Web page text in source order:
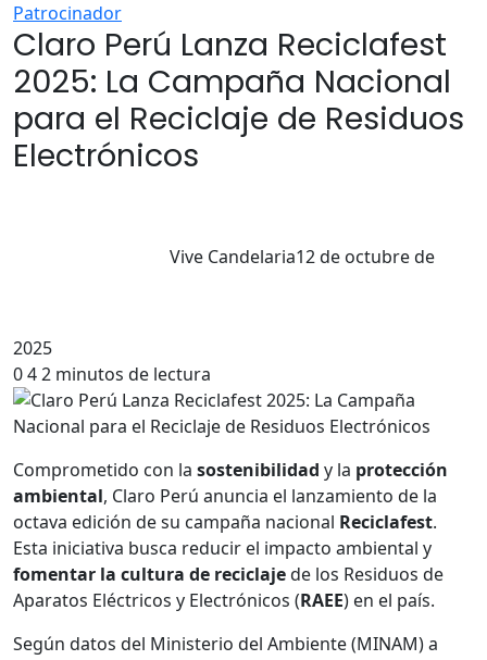
Patrocinador
Claro Perú Lanza Reciclafest
2025: La Campaña Nacional
para el Reciclaje de Residuos
Electrónicos
Vive Candelaria12 de octubre de
2025
042 minutos de lectura
Comprometido con la sostenibilidad y la protección
ambiental, Claro Perú anuncia el lanzamiento de la
octava edición de su campaña nacional Reciclafest.
Esta iniciativa busca reducir el impacto ambiental y
fomentar la cultura de reciclajede los Residuos de
Aparatos Eléctricos y Electrónicos (RAEE) en el país.
Según datos del Ministerio del Ambiente (MINAM) a